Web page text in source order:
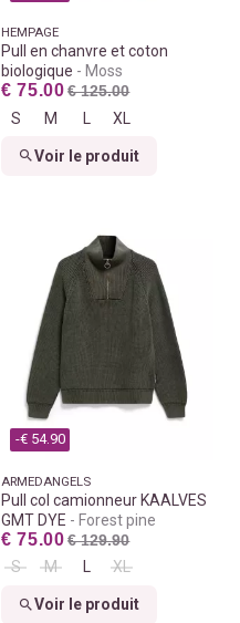
HEMPAGE
Pull en chanvre et coton
biologique
Moss
€ 75.00 € 125.00
S
M L XL
Voir le produit
-€ 54.90
ARMEDANGELS
Pull col camionneur KAALVES
GMT DYE
Forest pine
€ 75.00 € 129.90
S
M XL
Voir le produit